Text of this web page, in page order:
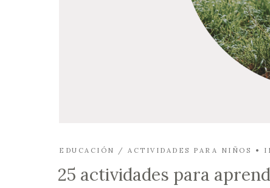
EDUCACIÓN / ACTIVIDADES PARA NIÑOS
25 actividades para